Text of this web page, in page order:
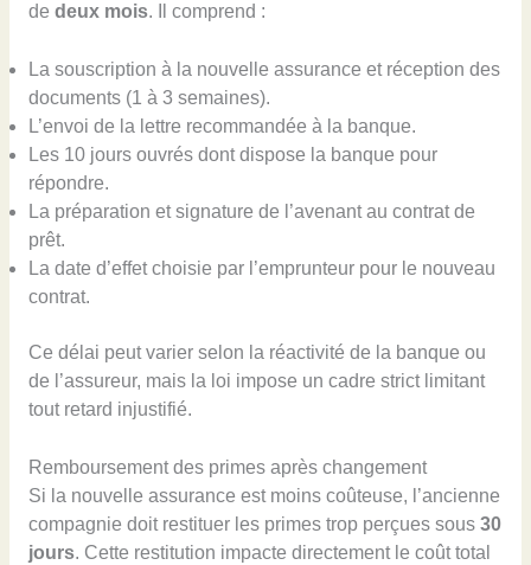
de deux mois. Il comprend :
La souscription à la nouvelle assurance et réception des
documents (1 à 3 semaines).
L’envoi de la lettre recommandée à la banque.
Les 10 jours ouvrés dont dispose la banque pour
répondre.
La préparation et signature de l’avenant au contrat de
prêt.
La date d’effet choisie par l’emprunteur pour le nouveau
contrat.
Ce délai peut varier selon la réactivité de la banque ou
de l’assureur, mais la loi impose un cadre strict limitant
tout retard injustifié.
Remboursement des primes après changement
Si la nouvelle assurance est moins coûteuse, l’ancienne
compagnie doit restituer les primes trop perçues sous 30
jours. Cette restitution impacte directement le coût total